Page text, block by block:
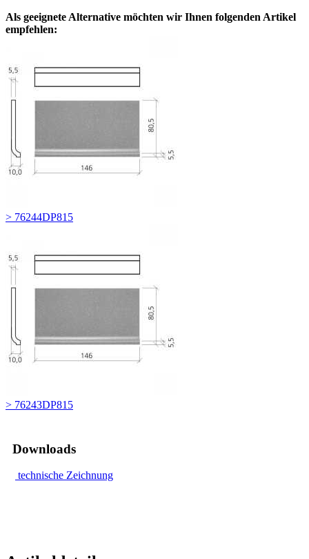
Als geeignete Alternative möchten wir Ihnen folgenden Artikel
empfehlen:
> 76244DP815
> 76243DP815
Downloads
technische Zeichnung